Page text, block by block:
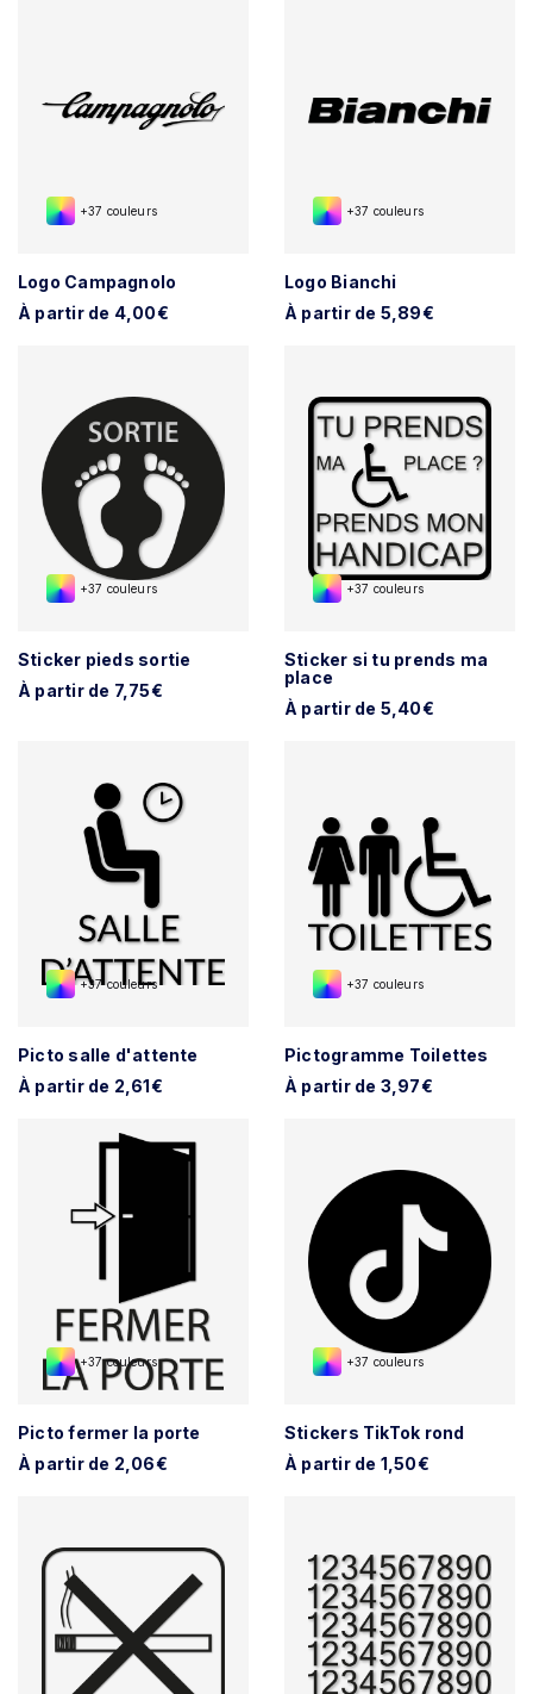
+37 couleurs
Logo Campagnolo
À partir de 4,00€
+37 couleurs
Logo Bianchi
À partir de 5,89€
+37 couleurs
Sticker pieds sortie
À partir de 7,75€
+37 couleurs
Sticker si tu prends ma
place
À partir de 5,40€
+37 couleurs
Picto salle d'attente
À partir de 2,61€
+37 couleurs
Pictogramme Toilettes
À partir de 3,97€
+37 couleurs
Picto fermer la porte
À partir de 2,06€
+37 couleurs
Stickers TikTok rond
À partir de 1,50€